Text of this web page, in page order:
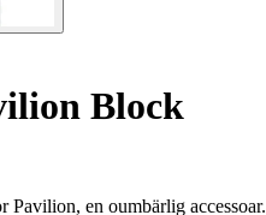
Block
en oumbärlig accessoar.